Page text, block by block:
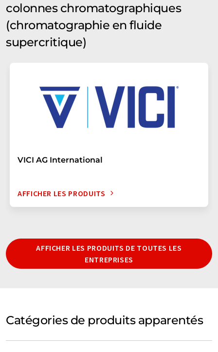
colonnes chromatographiques
(chromatographie en fluide
supercritique)
VICI AG International
AFFICHER LES PRODUITS
AFFICHER LES PRODUITS DE TOUTES LES
ENTREPRISES
Catégories de produits apparentés